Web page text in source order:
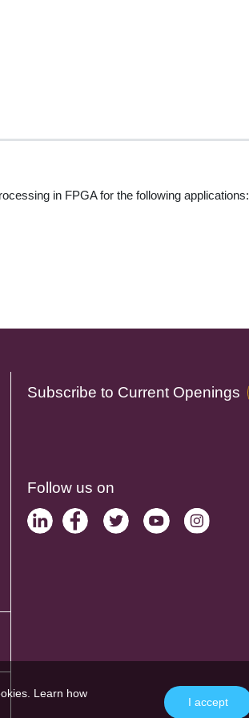
in FPGA for the following applications:
Subscribe to Current Openings
Follow us on
Learn how
I accept